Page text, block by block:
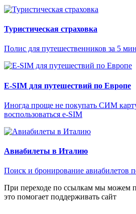
Туристическая страховка
Полис для путешественников за 5
E-SIM для путешествий по Европе
Иногда проще не покупать СИМ
воспользоваться e-SIM
Авиабилеты в Италию
Поиск и бронирование авиабилетов
При переходе по ссылкам мы можем
это помогает поддерживать сайт